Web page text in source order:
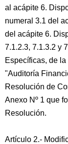
al acápite 6.
numeral 3.1 del
del acápite 6.
7.1.2.3, 7.1.3.2 y
Específicas, de
"Auditoría
Resolución de
Anexo Nº 1 que
Resolución.
Artículo 2.-